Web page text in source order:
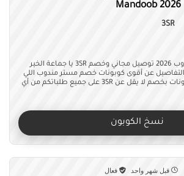
Mandoob 2026
3SR
كوبون خصم مستر مندوب 2026 توصيل مجاني وخصم 3SR يا جماعة الخير
عن أقوى كوبونات خصم مستر مندوب اللي
توفرها منصة كل الكوبونات بخصم لا يقل عن 3SR على جميع طلباتكم من أي
نسخ الكوبون
قبل شهر واحد فعال